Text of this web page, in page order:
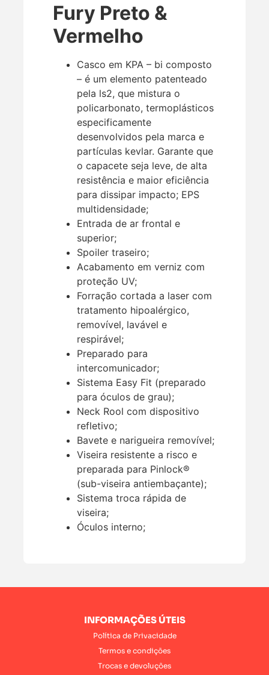
Fury Preto &
Vermelho
Casco em KPA – bi composto
– é um elemento patenteado
pela ls2, que mistura o
policarbonato, termoplásticos
especificamente
desenvolvidos pela marca e
partículas kevlar. Garante que
o capacete seja leve, de alta
resistência e maior eficiência
para dissipar impacto; EPS
multidensidade;
Entrada de ar frontal e
superior;
Spoiler traseiro;
Acabamento em verniz com
proteção UV;
Forração cortada a laser com
tratamento hipoalérgico,
removível, lavável e
respirável;
Preparado para
intercomunicador;
Sistema Easy Fit (preparado
para óculos de grau);
Neck Rool com dispositivo
refletivo;
Bavete e narigueira removível;
Viseira resistente a risco e
preparada para Pinlock®
(sub-viseira antiembaçante);
Sistema troca rápida de
viseira;
Óculos interno;
INFORMAÇÕES ÚTEIS
Política de Privacidade
Termos e condições
Trocas e devoluções